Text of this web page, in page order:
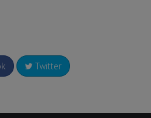
Twitter